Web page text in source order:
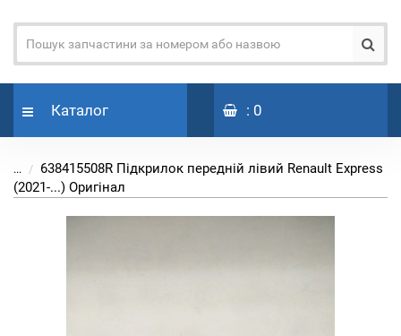
Каталог : 0
...
638415508R Підкрилок передній лівий Renault Express
(2021-...) Оригінал